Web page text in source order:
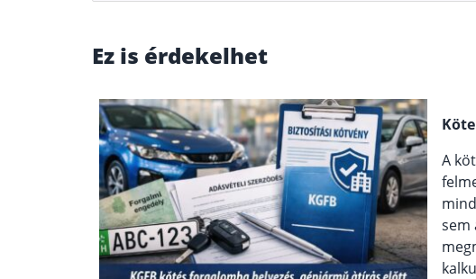
Ez is érdekelhet
A
sem